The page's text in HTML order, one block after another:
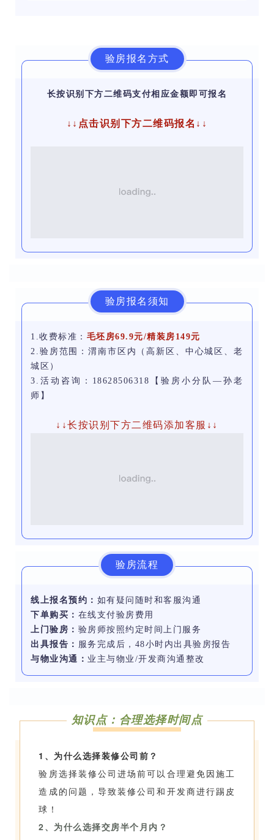
验房报名方式
长按识别下方二维码支付相应金额即可报名
↓↓点击识别下方二维码报名↓↓
验房报名须知
1.收费标准： 毛坯房69.9元/精装房149元
2.验房范围：渭南市区内（高新区、中心城区、老
城区）
3.活动咨询：18628506318【验房小分队—孙老
师】
↓↓长按识别下方二维码添加客服↓↓
验房流程
线上报名预约： 如有疑问随时和客服沟通
下单购买： 在线支付验房费用
上门验房： 验房师按照约定时间上门服务
出具报告： 服务完成后，48小时内出具验房报告
与物业沟通： 业主与物业/开发商沟通整改
知识点：合理选择时间点
1、为什么选择装修公司前？
验房选择装修公司进场前可以合理避免因施工
造成的问题，导致装修公司和开发商进行踢皮
球！
2、为什么选择交房半个月内？